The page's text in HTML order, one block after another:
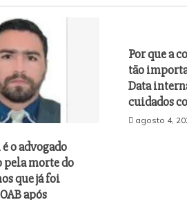
o advogado
morte do
que já foi
após
Por que a
tão
Data
cuidados
agosto 4,
pela
foi afastado